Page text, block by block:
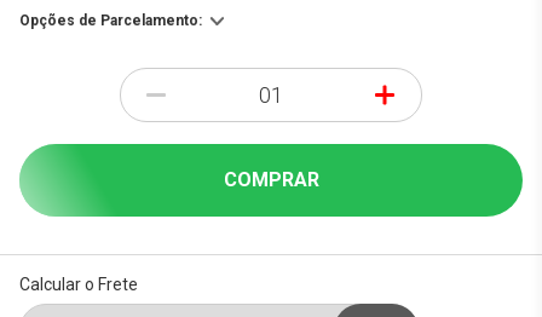
Opções de Parcelamento:
- +
COMPRAR
Calcular o Frete